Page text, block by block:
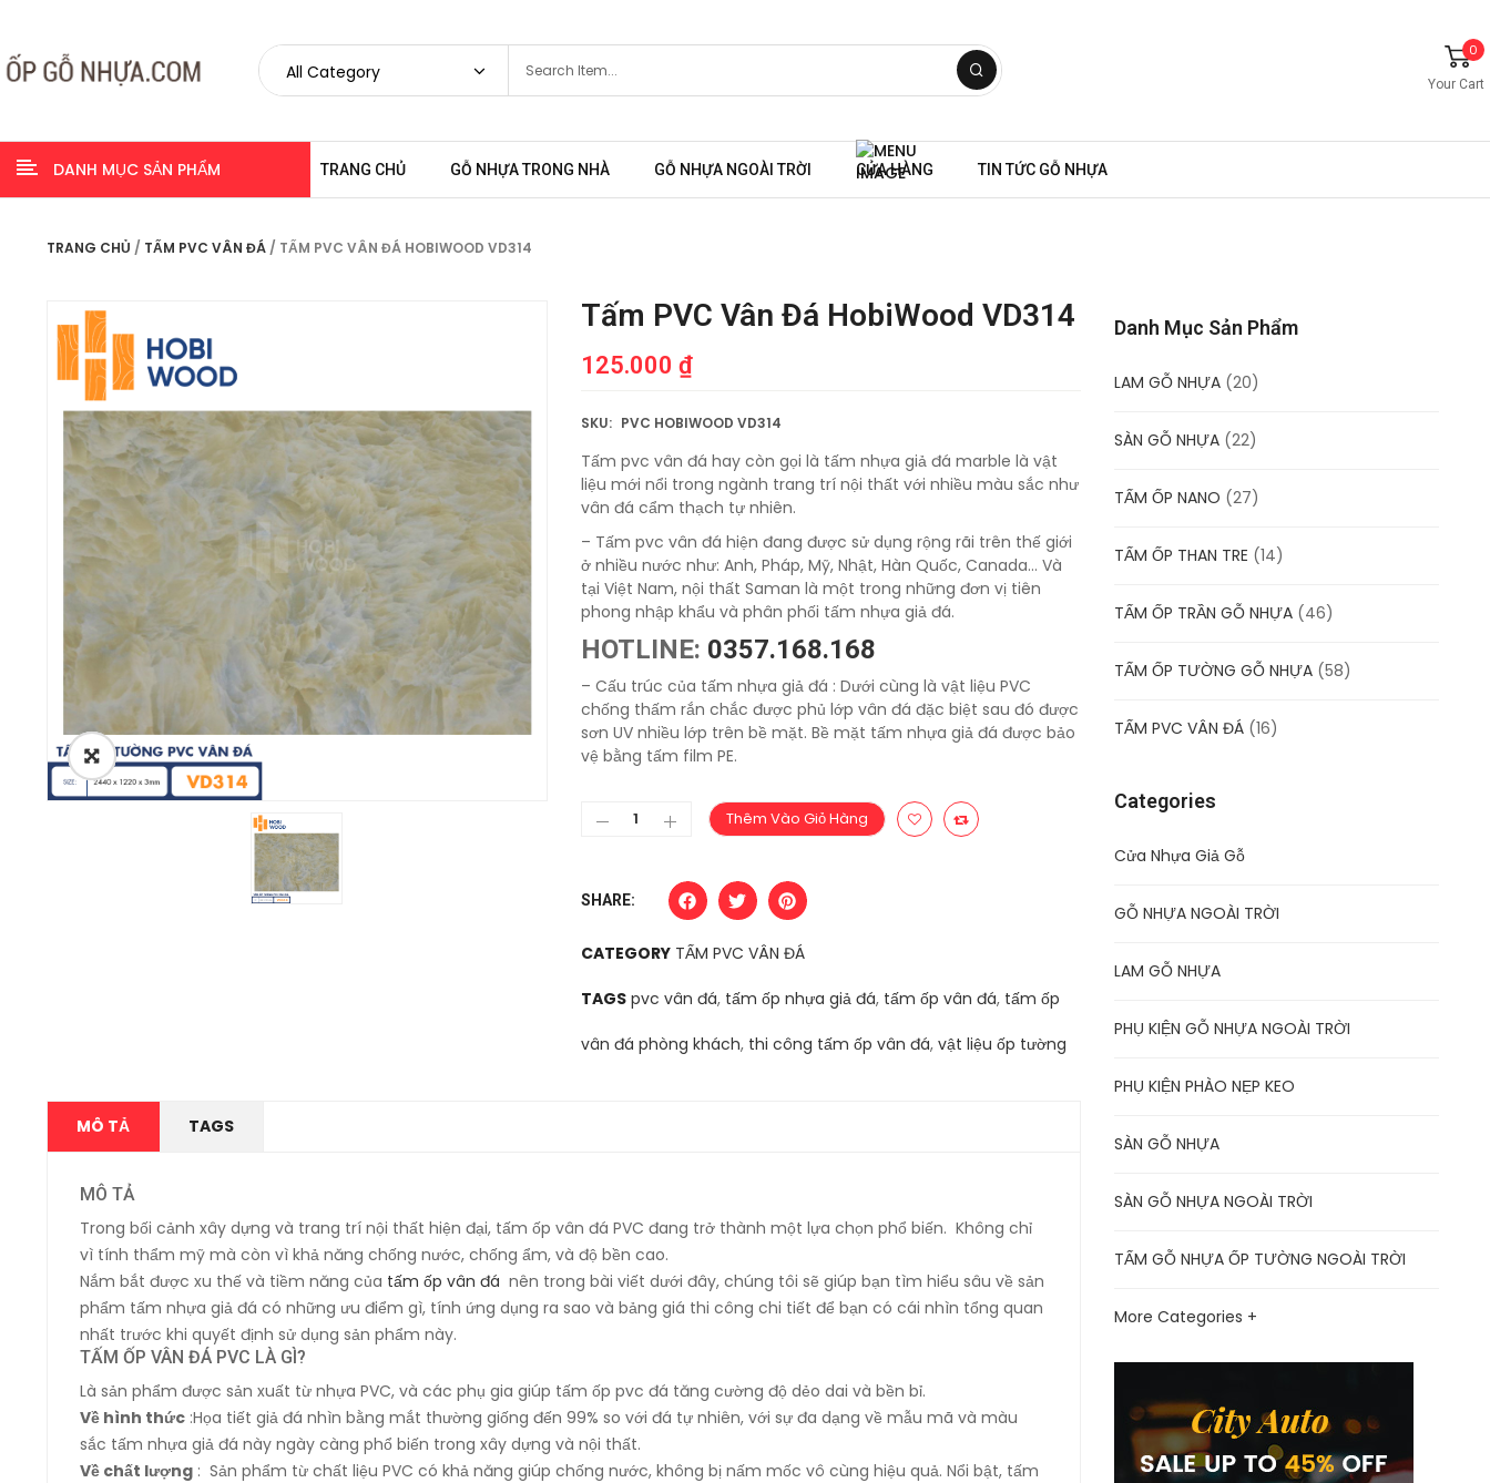
0
Your Cart
DANH MỤC SẢN PHẨM TRANG CHỦ GỖ NHỰA TRONG NHÀ GỖ NHỰA NGOÀI TRỜI CỬA HÀNG TIN TỨC GỖ NHỰA
TRANG CHỦ / TẤM PVC VÂN ĐÁ / TẤM PVC VÂN ĐÁ HOBIWOOD VD314
Tấm PVC Vân Đá HobiWood VD314
125.000 ₫
SKU: PVC HOBIWOOD VD314
Tấm pvc vân đá hay còn gọi là tấm nhựa giả đá marble là vật
liệu mới nổi trong ngành trang trí nội thất với nhiều màu sắc như
vân đá cẩm thạch tự nhiên.
– Tấm pvc vân đá hiện đang được sử dụng rộng rãi trên thế giới
ở nhiều nước như: Anh, Pháp, Mỹ, Nhật, Hàn Quốc, Canada… Và
tại Việt Nam, nội thất Saman là một trong những đơn vị tiên
phong nhập khẩu và phân phối tấm nhựa giả đá.
HOTLINE: 0357.168.168
– Cấu trúc của tấm nhựa giả đá : Dưới cùng là vật liệu PVC
chống thấm rắn chắc được phủ lớp vân đá đặc biệt sau đó được
sơn UV nhiều lớp trên bề mặt. Bề mặt tấm nhựa giả đá được bảo
vệ bằng tấm film PE.
Thêm Vào Giỏ Hàng
SHARE:
CATEGORY TẤM PVC VÂN ĐÁ
TAGS pvc vân đá, tấm ốp nhựa giả đá, tấm ốp vân đá, tấm ốp
vân đá phòng khách, thi công tấm ốp vân đá, vật liệu ốp tường
MÔ TẢ TAGS
MÔ TẢ
Trong bối cảnh xây dựng và trang trí nội thất hiện đại, tấm ốp vân đá PVC đang trở thành một lựa chọn phổ biến. Không chỉ
vì tính thẩm mỹ mà còn vì khả năng chống nước, chống ẩm, và độ bền cao.
Nắm bắt được xu thế và tiềm năng của tấm ốp vân đá nên trong bài viết dưới đây, chúng tôi sẽ giúp bạn tìm hiểu sâu về sản
phẩm tấm nhựa giả đá có những ưu điểm gì, tính ứng dụng ra sao và bảng giá thi công chi tiết để bạn có cái nhìn tổng quan
nhất trước khi quyết định sử dụng sản phẩm này.
TẤM ỐP VÂN ĐÁ PVC LÀ GÌ?
Là sản phẩm được sản xuất từ nhựa PVC, và các phụ gia giúp tấm ốp pvc đá tăng cường độ dẻo dai và bền bỉ.
Về hình thức :Họa tiết giả đá nhìn bằng mắt thường giống đến 99% so với đá tự nhiên, với sự đa dạng về mẫu mã và màu
sắc tấm nhựa giả đá này ngày càng phổ biến trong xây dựng và nội thất.
Về chất lượng : Sản phẩm từ chất liệu PVC có khả năng giúp chống nước, không bị nấm mốc vô cùng hiệu quả. Nổi bật, tấm
Danh Mục Sản Phẩm
LAM GỖ NHỰA (20)
SÀN GỖ NHỰA (22)
TẤM ỐP NANO (27)
TẤM ỐP THAN TRE (14)
TẤM ỐP TRẦN GỖ NHỰA (46)
TẤM ỐP TƯỜNG GỖ NHỰA (58)
TẤM PVC VÂN ĐÁ (16)
Categories
Cửa Nhựa Giả Gỗ
GỖ NHỰA NGOÀI TRỜI
LAM GỖ NHỰA
PHỤ KIỆN GỖ NHỰA NGOÀI TRỜI
PHỤ KIỆN PHÀO NẸP KEO
SÀN GỖ NHỰA
SÀN GỖ NHỰA NGOÀI TRỜI
TẤM GỖ NHỰA ỐP TƯỜNG NGOÀI TRỜI
More Categories +